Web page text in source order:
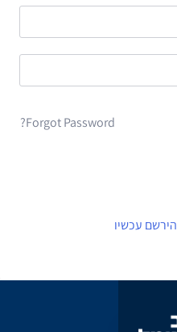
Forgot Password?
הירשם עכשיו